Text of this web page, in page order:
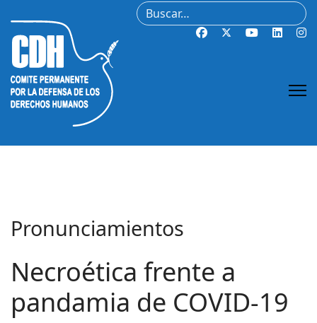
Buscar
Pronunciamientos
Necroética frente a
pandamia de COVID-19